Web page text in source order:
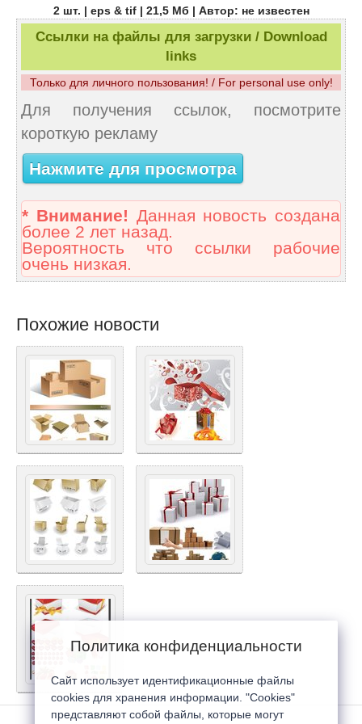
2 шт. | eps & tif | 21,5 Мб | Автор: не известен
Ссылки на файлы для загрузки / Download
links
Только для личного пользования! / For personal use only!
Для получения ссылок, посмотрите
короткую рекламу
Нажмите для просмотра
* Внимание! Данная новость создана
более 2 лет назад.
Вероятность что ссылки рабочие
очень низкая.
Похожие новости
Политика конфиденциальности
Сайт использует идентификационные файлы
cookies для хранения информации. "Cookies"
представляют собой файлы, которые могут